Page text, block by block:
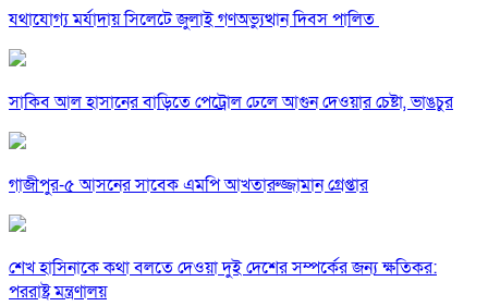
যথাযোগ্য মর্যাদায় সিলেটে জুলাই গণঅভ্যুত্থান দিবস পালিত
সাকিব আল হাসানের বাড়িতে পেট্রোল ঢেলে আগুন দেওয়ার চেষ্টা, ভাঙচুর
গাজীপুর-৫ আসনের সাবেক এমপি আখতারুজ্জামান গ্রেপ্তার
শেখ হাসিনাকে কথা বলতে দেওয়া দুই দেশের সম্পর্কের জন্য ক্ষতিকর:
পররাষ্ট্র মন্ত্রণালয়